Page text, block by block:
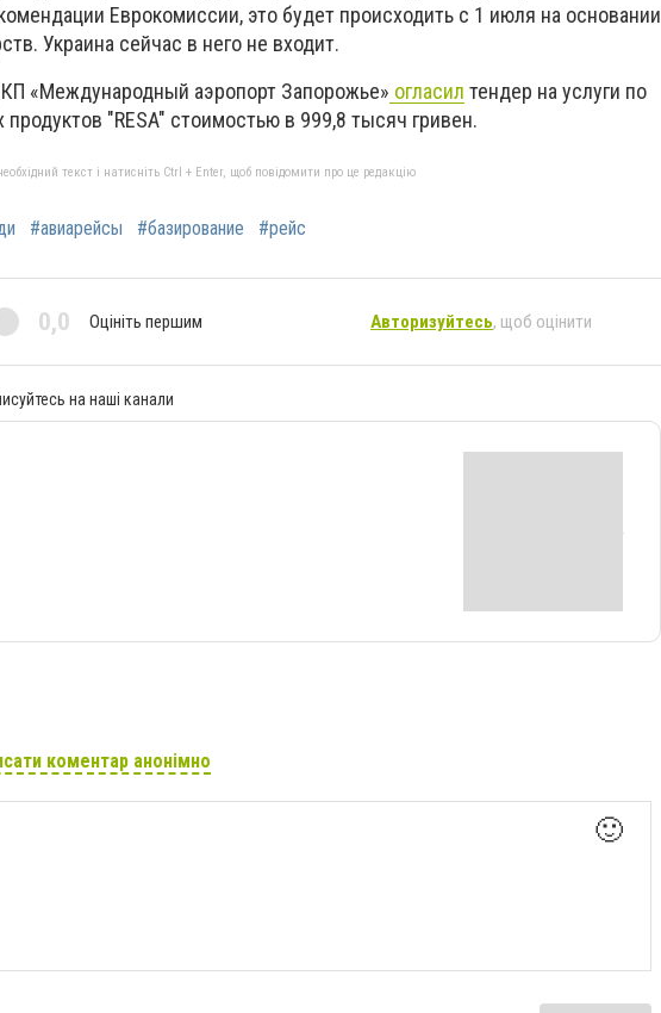
Еврокомиссии, это будет происходить с 1 июля на основании
Украина сейчас в него не входит.
КП «Международный аэропорт Запорожье» огласил тендер на услуги по
"RESA" стоимостью в 999,8 тысяч гривен.
текст і натисніть Ctrl + Enter, щоб повідомити про це редакцію
#авиарейсы #базирование #рейс
0,0 Оцініть першим Авторизуйтесь, щоб оцінити
на наші канали
коментар анонімно
🙂